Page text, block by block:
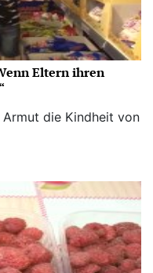
Eltern ihren
Armut die Kindheit von